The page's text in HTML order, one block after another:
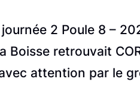
2 Poule 8 –
Boisse retrouvait
attention par le